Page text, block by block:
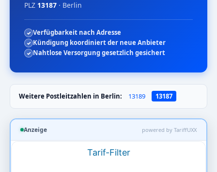
PLZ 13187 · Berlin
Verfügbarkeit nach Adresse
Kündigung koordiniert der neue Anbieter
Nahtlose Versorgung gesetzlich gesichert
Weitere Postleitzahlen in Berlin: 13189 13187
Anzeige powered by TariffUXX